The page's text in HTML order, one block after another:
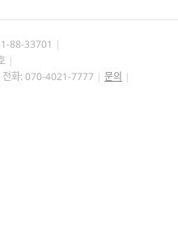
88-33701
전화: 070-4021-7777
문의